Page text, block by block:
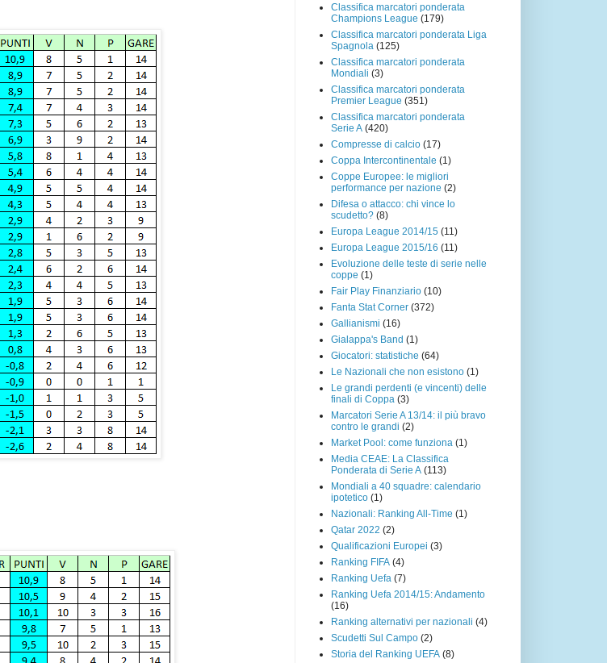
Classifica marcatori ponderata
Champions League (179)
Classifica marcatori ponderata Liga
Spagnola (125)
Classifica marcatori ponderata
Mondiali (3)
Classifica marcatori ponderata
Premier League (351)
Classifica marcatori ponderata
Serie A (420)
Compresse di calcio (17)
Coppa Intercontinentale (1)
Coppe Europee: le migliori
performance per nazione (2)
Difesa o attacco: chi vince lo
scudetto? (8)
Europa League 2014/15 (11)
Europa League 2015/16 (11)
Evoluzione delle teste di serie nelle
coppe (1)
Fair Play Finanziario (10)
Fanta Stat Corner (372)
Gallianismi (16)
Gialappa's Band (1)
Giocatori: statistiche (64)
Le Nazionali che non esistono (1)
Le grandi perdenti (e vincenti) delle
finali di Coppa (3)
Marcatori Serie A 13/14: il più bravo
contro le grandi (2)
Market Pool: come funziona (1)
Media CEAE: La Classifica
Ponderata di Serie A (113)
Mondiali a 40 squadre: calendario
ipotetico (1)
Nazionali: Ranking All-Time (1)
Qatar 2022 (2)
Qualificazioni Europei (3)
Ranking FIFA (4)
Ranking Uefa (7)
Ranking Uefa 2014/15: Andamento
(16)
Ranking alternativi per nazionali (4)
Scudetti Sul Campo (2)
Storia del Ranking UEFA (8)